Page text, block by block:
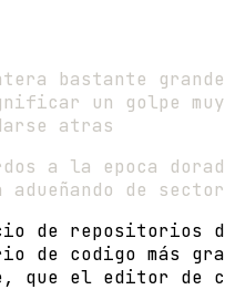
bastante
un golpe
atras
a la epoca
de
de repositorios
de codigo más
que el editor de